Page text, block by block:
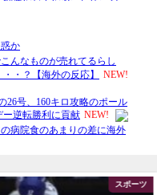
スポーツ